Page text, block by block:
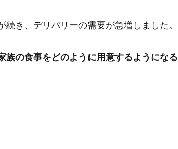
き、デリバリーの需要が急増しました。
族の食事をどのように用意するようになる